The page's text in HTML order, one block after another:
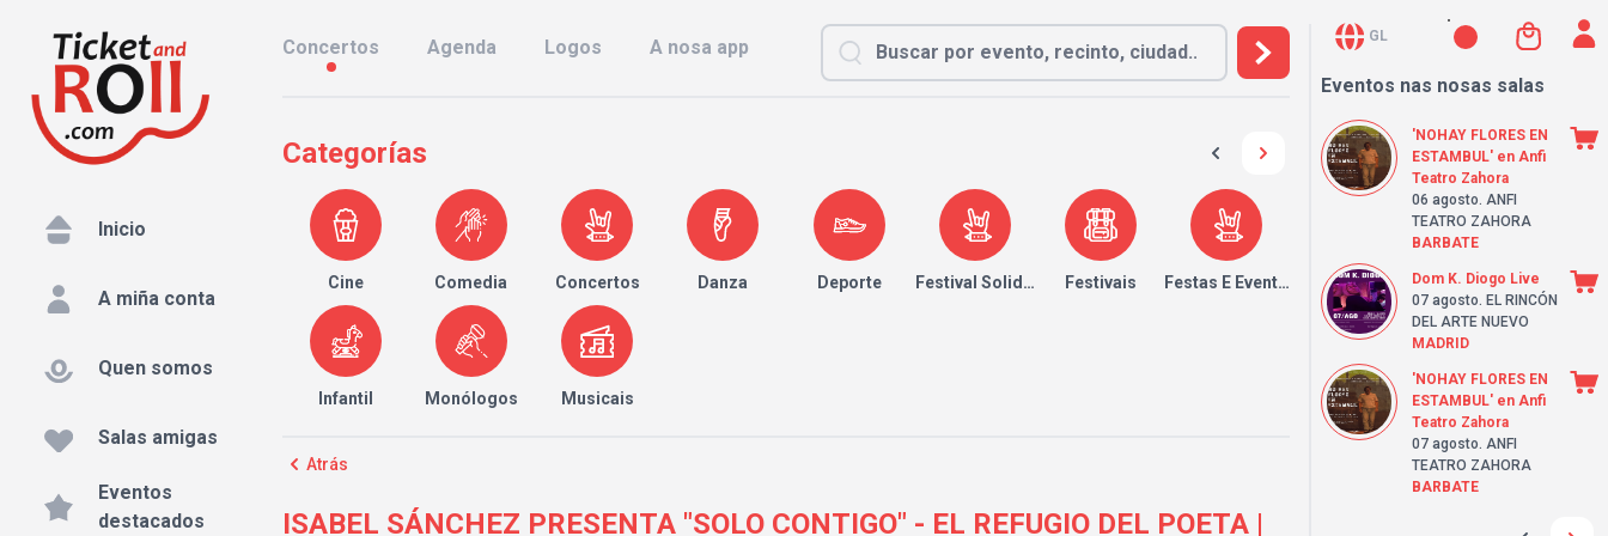
Inicio
A miña conta
Quen somos
Salas amigas
Eventos
destacados
Concertos Agenda Logos A nosa app
Categorías
Cine Comedia Concertos Danza Deporte Festival Solidario Festivais Festas E Eventos
Infantil Monólogos Musicais
Atrás
ISABEL SÁNCHEZ PRESENTA "SOLO CONTIGO" - EL REFUGIO DEL POETA |
GL
Eventos nas nosas salas
'NOHAY FLORES EN
ESTAMBUL' en Anfi
Teatro Zahora
06 agosto. ANFI
TEATRO ZAHORA
BARBATE
Dom K. Diogo Live
07 agosto. EL RINCÓN
DEL ARTE NUEVO
MADRID
'NOHAY FLORES EN
ESTAMBUL' en Anfi
Teatro Zahora
07 agosto. ANFI
TEATRO ZAHORA
BARBATE